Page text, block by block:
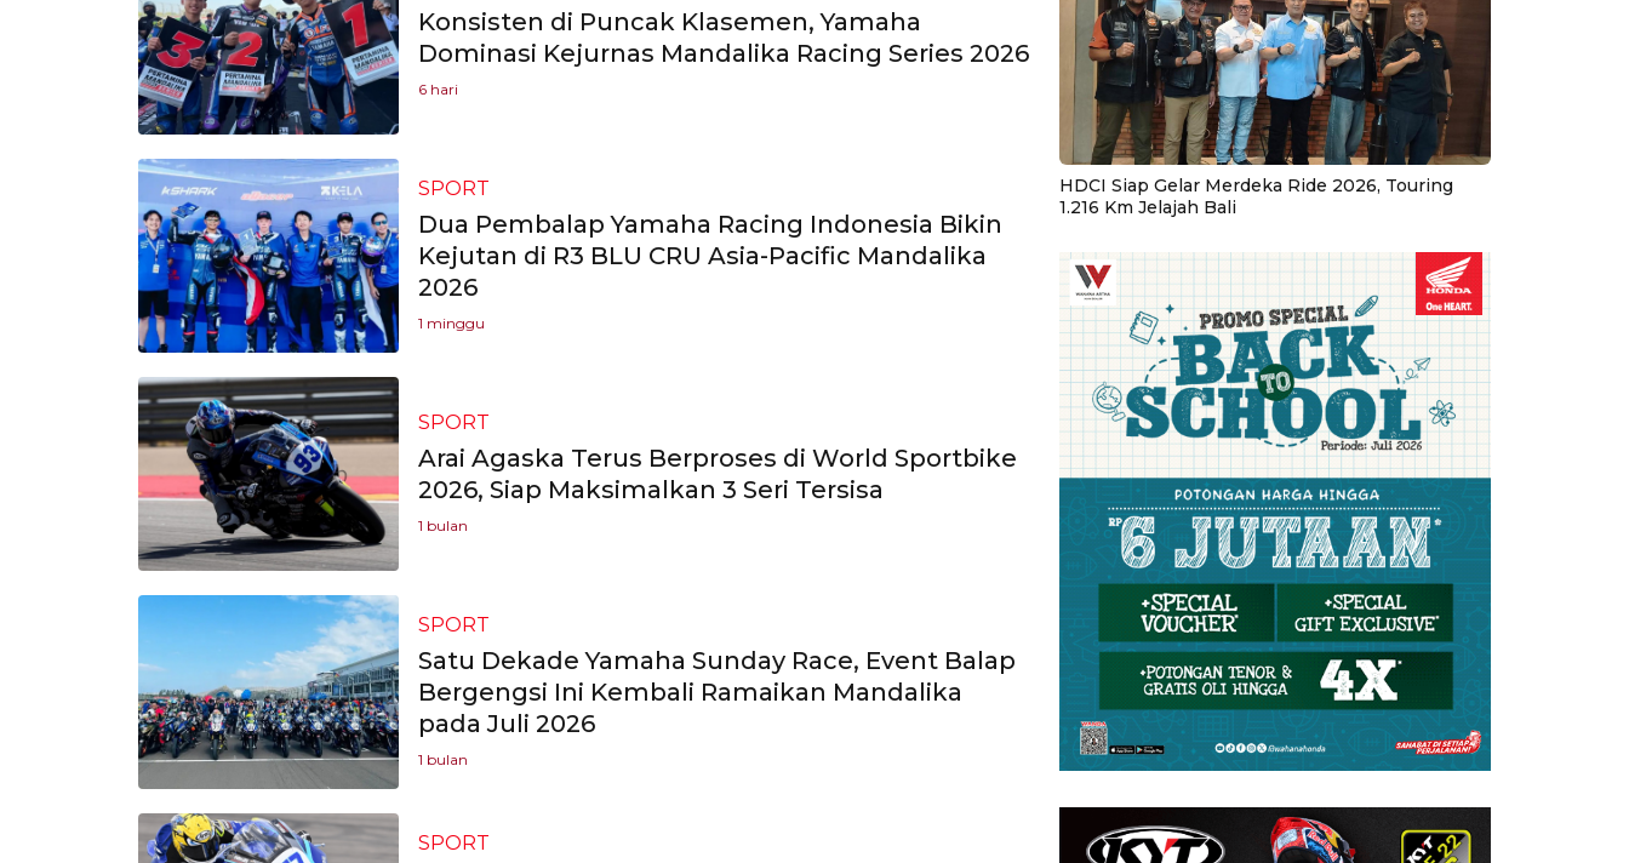
Konsisten di Puncak Klasemen, Yamaha
Dominasi Kejurnas Mandalika Racing Series 2026
6 hari
SPORT
Dua Pembalap Yamaha Racing Indonesia Bikin
Kejutan di R3 BLU CRU Asia-Pacific Mandalika
2026
1 minggu
SPORT
Arai Agaska Terus Berproses di World Sportbike
2026, Siap Maksimalkan 3 Seri Tersisa
1 bulan
SPORT
Satu Dekade Yamaha Sunday Race, Event Balap
Bergengsi Ini Kembali Ramaikan Mandalika
pada Juli 2026
1 bulan
SPORT
HDCI Siap Gelar Merdeka Ride 2026, Touring
1.216 Km Jelajah Bali